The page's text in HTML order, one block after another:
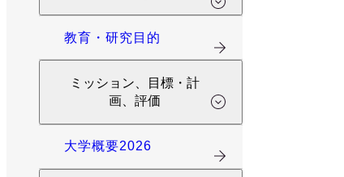
教育・研究目的
ミッション、目標・計
画、評価
大学概要2026